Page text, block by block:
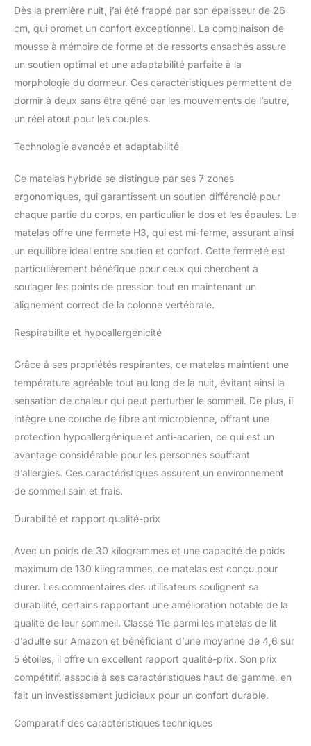
de technologies à faible
bruit et à faible vibration.
【𝐄𝐫𝐠𝐨𝐧𝐨𝐦𝐢𝐪𝐮𝐞 &
𝐚𝐥𝐥𝐞𝐫𝐠è𝐧𝐞-𝐟𝐫𝐢𝐞𝐧𝐝𝐥𝐲】- Des
conditions de sommeil
parfaites grâce au tissu
spécial Tencel qui offre à
la fois la transpiration, la
douceur et le
matelas moussse à
pocket garantit une
aération optimale et un
flux d'air correct pour
des conditions de
sommeil idéales à toute
température. De plus, il
est allergique,
antibactérien et résistant.
Avec une certification
pour les allergiques.
doté de deux couches
de confort, conçu pour
ceux qui préfèrent la
sensation ferme d'un
matelas en mousse
mémoire.La couche
inférieure StabilFoam,
associée à une mousse
ressorts ensachés
soutien uniforme de la
évitant l'affaissement et
les déformations pour
une durabilité accrue.
【Besta-ressorts &
Noyau 7 Zones】 Le
matelas Ace Hybride
combine des ressorts
ensachés Besta et un
noyau ergonomique 7
anatomique précis. Sa
Dès la première nuit, j’ai été frappé par son épaisseur de 26
cm, qui promet un confort exceptionnel. La combinaison de
mousse à mémoire de forme et de ressorts ensachés assure
un soutien optimal et une adaptabilité parfaite à la
morphologie du dormeur. Ces caractéristiques permettent de
dormir à deux sans être gêné par les mouvements de l’autre,
un réel atout pour les couples.
Technologie avancée et adaptabilité
Ce matelas hybride se distingue par ses 7 zones
ergonomiques, qui garantissent un soutien différencié pour
chaque partie du corps, en particulier le dos et les épaules. Le
matelas offre une fermeté H3, qui est mi-ferme, assurant ainsi
un équilibre idéal entre soutien et confort. Cette fermeté est
particulièrement bénéfique pour ceux qui cherchent à
soulager les points de pression tout en maintenant un
alignement correct de la colonne vertébrale.
Respirabilité et hypoallergénicité
Grâce à ses propriétés respirantes, ce matelas maintient une
température agréable tout au long de la nuit, évitant ainsi la
sensation de chaleur qui peut perturber le sommeil. De plus, il
intègre une couche de fibre antimicrobienne, offrant une
protection hypoallergénique et anti-acarien, ce qui est un
avantage considérable pour les personnes souffrant
d’allergies. Ces caractéristiques assurent un environnement
de sommeil sain et frais.
Durabilité et rapport qualité-prix
Avec un poids de 30 kilogrammes et une capacité de poids
maximum de 130 kilogrammes, ce matelas est conçu pour
durer. Les commentaires des utilisateurs soulignent sa
durabilité, certains rapportant une amélioration notable de la
qualité de leur sommeil. Classé 11e parmi les matelas de lit
d’adulte sur Amazon et bénéficiant d’une moyenne de 4,6 sur
5 étoiles, il offre un excellent rapport qualité-prix. Son prix
compétitif, associé à ses caractéristiques haut de gamme, en
fait un investissement judicieux pour un confort durable.
Comparatif des caractéristiques techniques